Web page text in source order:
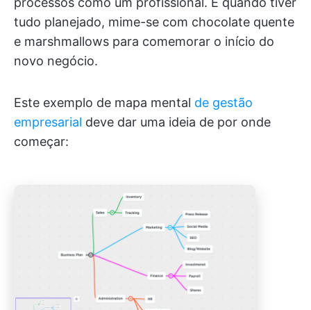
tudo planejado, mime-se com chocolate quente
e marshmallows para comemorar o início do
novo negócio.
Este exemplo de mapa mental de gestão
empresarial deve dar uma ideia de por onde
começar: